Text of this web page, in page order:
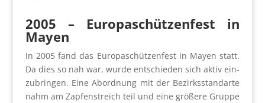
2005 – Euro­pa­schüt­zen­fest in
May­en
In 2005 fand das Euro­pa­schüt­zen­fest in May­en statt.
Da dies so nah war, wur­de ent­schie­den sich aktiv ein­
zu­brin­gen. Eine Abord­nung mit der Bezirks­stan­dar­te
nahm am Zap­fen­streich teil und eine grö­ße­re Grup­pe